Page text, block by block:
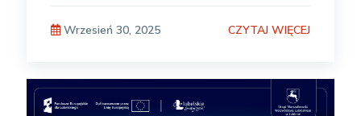
lubelskiego do udziału w misji gospodarczej
Wrzesień 30, 2025 CZYTAJ WIĘCEJ